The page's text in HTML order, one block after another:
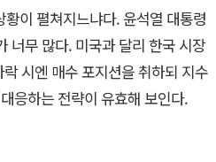
이 펼쳐지느냐다. 윤석열 대통령
너무 많다. 미국과 달리 한국 시장
시엔 매수 포지션을 취하되 지수
응하는 전략이 유효해 보인다.